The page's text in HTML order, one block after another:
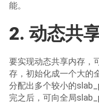
能。
2. 动态共
要实现动态共享内存，
存，初始化成一个大的
分配出多个较小的
完之后，可向全局